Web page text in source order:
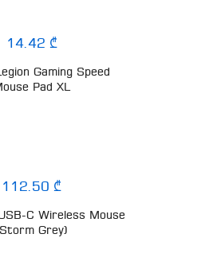
14.42 ₾
Gaming Speed
Pad XL
112.50 ₾
C Wireless Mouse
Grey)